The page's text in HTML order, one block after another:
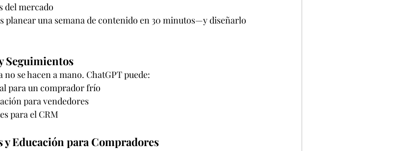
del mercado
planear una semana de contenido en 30 minutos—y diseñarlo
Seguimientos
no se hacen a mano. ChatGPT puede:
para un comprador frío
para vendedores
para el CRM
y Educación para Compradores